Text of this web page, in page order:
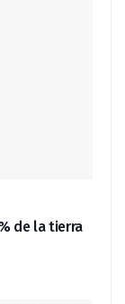
de la tierra